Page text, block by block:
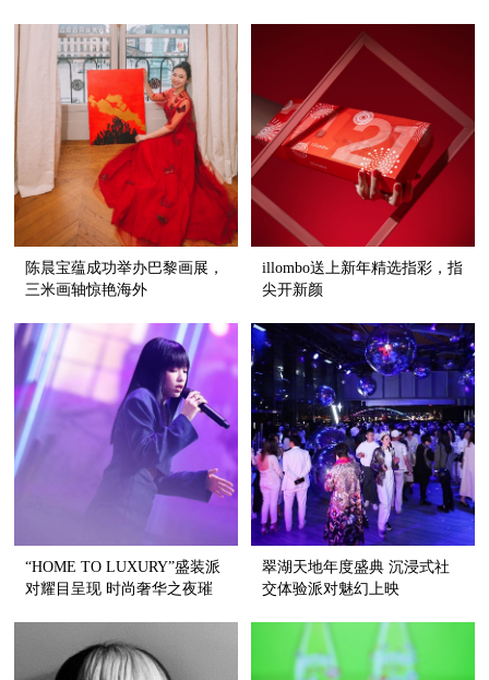
陈晨宝蕴成功举办巴黎画展，
三米画轴惊艳海外
illombo送上新年精选指彩，指
尖开新颜
“HOME TO LUXURY”盛装派
对耀目呈现 时尚奢华之夜璀
翠湖天地年度盛典 沉浸式社
交体验派对魅幻上映